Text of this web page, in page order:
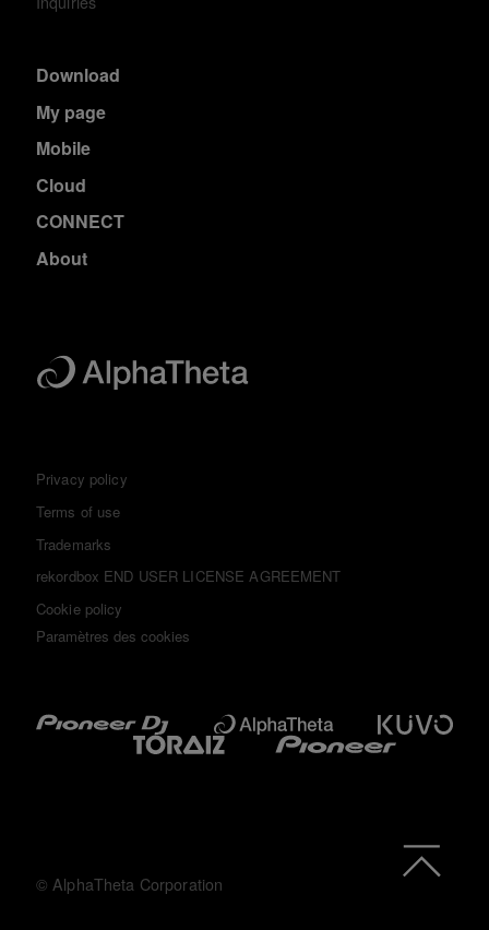
Download
My page
Mobile
Cloud
CONNECT
About
Privacy policy
Terms of use
Trademarks
rekordbox END USER LICENSE AGREEMENT
Cookie policy
Paramètres des cookies
© AlphaTheta Corporation